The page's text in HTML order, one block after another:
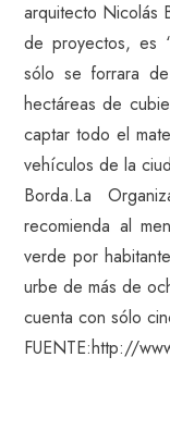
arquitecto Nicolás
de proyectos, es
sólo se forrara
hectáreas de
captar todo el
vehículos de la
Borda.La
recomienda al
verde por
urbe de más de
cuenta con sólo
FUENTE:http://